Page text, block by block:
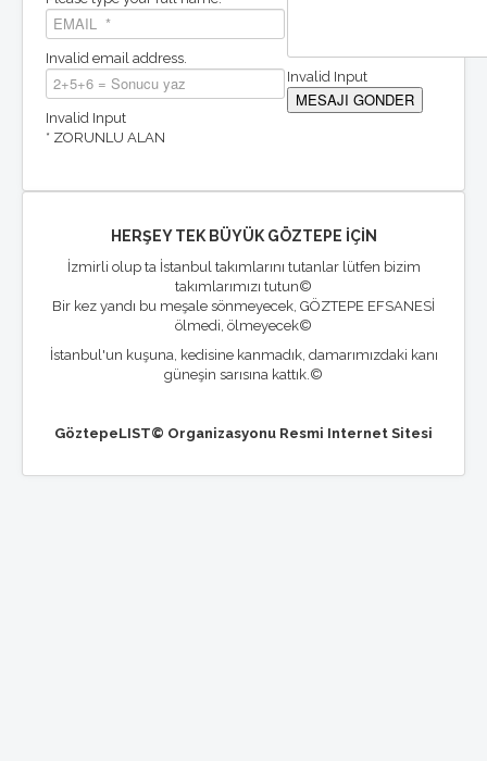
Invalid email address.
Invalid Input
* ZORUNLU ALAN
Invalid Input
HERŞEY TEK BÜYÜK GÖZTEPE İÇİN
İzmirli olup ta İstanbul takımlarını tutanlar lütfen bizim
takımlarımızı tutun©
Bir kez yandı bu meşale sönmeyecek, GÖZTEPE EFSANESİ
ölmedi, ölmeyecek©
İstanbul'un kuşuna, kedisine kanmadık, damarımızdaki kanı
güneşin sarısına kattık.©
GöztepeLIST© Organizasyonu Resmi Internet Sitesi